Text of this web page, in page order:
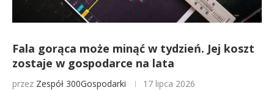
Fala gorąca może minąć w tydzień. Jej koszt
zostaje w gospodarce na lata
przez Zespół 300Gospodarki 17 lipca 2026